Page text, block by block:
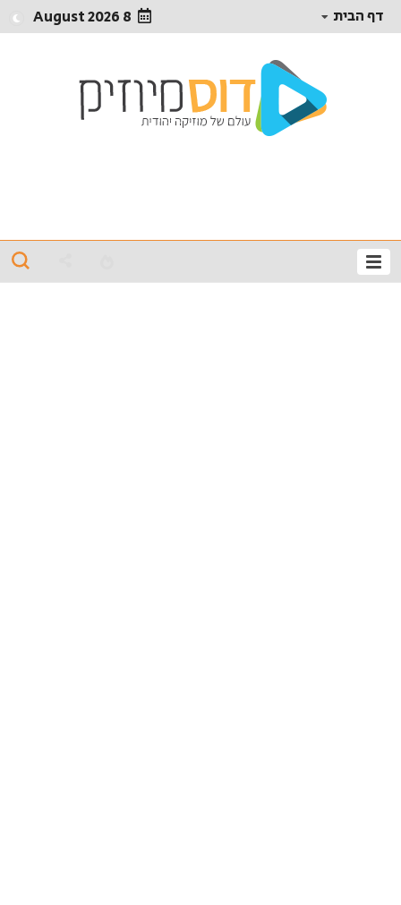
דף הבית 8 August 2026